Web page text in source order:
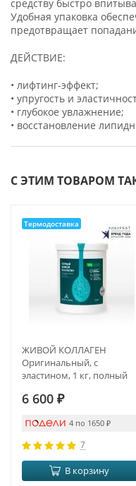
средству быстро
Удобная упаковка
предотвращает
ДЕЙСТВИЕ:
• лифтинг-эффект;
• упругость и
• глубокое увлажнение;
• восстановление
С ЭТИМ ТОВАРОМ
Термодоставка
ЖИВОЙ КОЛЛАГЕН
Оригинальный, с
эластином, 1 кг, полный
6 600 ₽
4 по 1650 ₽
7
В корзину